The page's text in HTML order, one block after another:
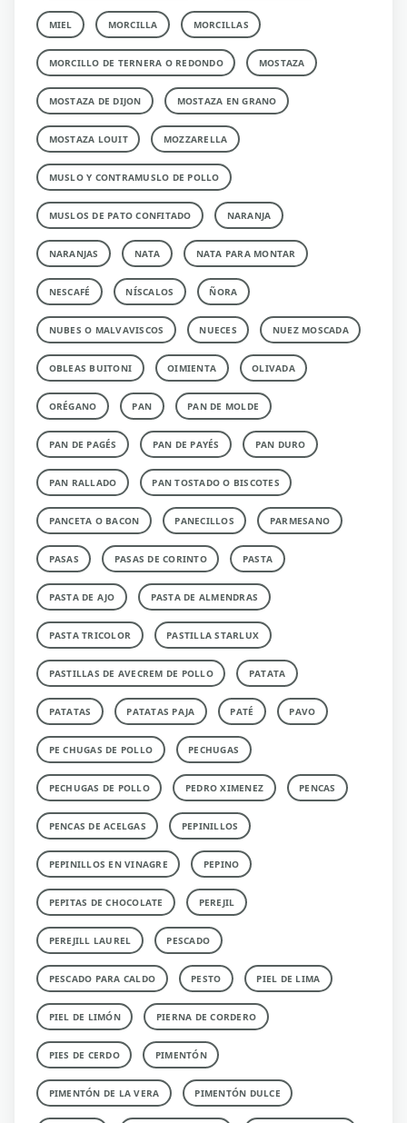
MIEL MORCILLA MORCILLAS
MORCILLO DE TERNERA O REDONDO MOSTAZA
MOSTAZA DE DIJON MOSTAZA EN GRANO
MOSTAZA LOUIT MOZZARELLA
MUSLO Y CONTRAMUSLO DE POLLO
MUSLOS DE PATO CONFITADO NARANJA
NARANJAS NATA NATA PARA MONTAR
NESCAFÉ NÍSCALOS ÑORA
NUBES O MALVAVISCOS NUECES NUEZ MOSCADA
OBLEAS BUITONI OIMIENTA OLIVADA
ORÉGANO PAN PAN DE MOLDE
PAN DE PAGÉS PAN DE PAYÉS PAN DURO
PAN RALLADO PAN TOSTADO O BISCOTES
PANCETA O BACON PANECILLOS PARMESANO
PASAS PASAS DE CORINTO PASTA
PASTA DE AJO PASTA DE ALMENDRAS
PASTA TRICOLOR PASTILLA STARLUX
PASTILLAS DE AVECREM DE POLLO PATATA
PATATAS PATATAS PAJA PATÉ PAVO
PE CHUGAS DE POLLO PECHUGAS
PECHUGAS DE POLLO PEDRO XIMENEZ PENCAS
PENCAS DE ACELGAS PEPINILLOS
PEPINILLOS EN VINAGRE PEPINO
PEPITAS DE CHOCOLATE PEREJIL
PEREJILL LAUREL PESCADO
PESCADO PARA CALDO PESTO PIEL DE LIMA
PIEL DE LIMÓN PIERNA DE CORDERO
PIES DE CERDO PIMENTÓN
PIMENTÓN DE LA VERA PIMENTÓN DULCE